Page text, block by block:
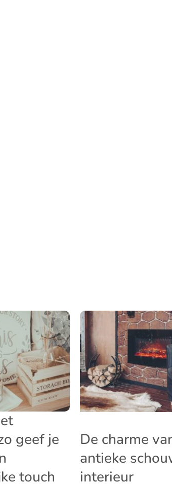
geef je
touch
De charme
antieke
interieur